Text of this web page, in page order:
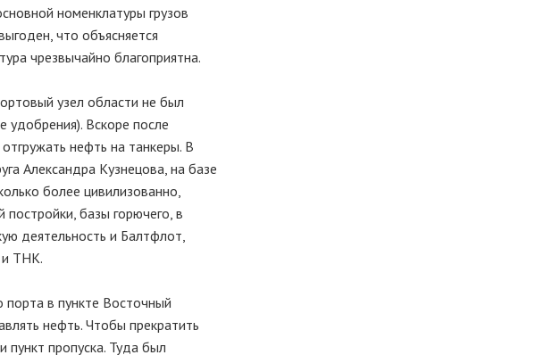
номенклатуры грузов
что объясняется
чрезвычайно благоприятна.
узел области не был
удобрения). Вскоре после
нефть на танкеры. В
Александра Кузнецова, на базе
более цивилизованно,
базы горючего, в
деятельность и Балтфлот,
и ТНК.
порта в пункте Восточный
нефть. Чтобы прекратить
пункт пропуска. Туда был